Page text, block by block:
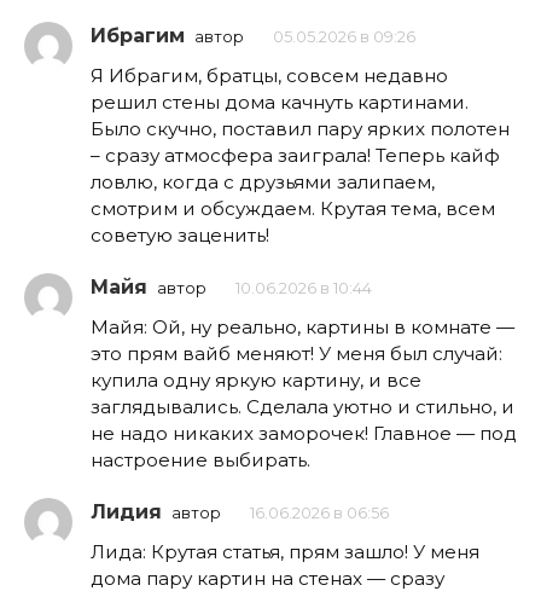
Ибрагим автор 05.05.2026 в 09:26
Я Ибрагим, братцы, совсем недавно
решил стены дома качнуть картинами.
Было скучно, поставил пару ярких полотен
– сразу атмосфера заиграла! Теперь кайф
ловлю, когда с друзьями залипаем,
смотрим и обсуждаем. Крутая тема, всем
советую заценить!
Майя автор 10.06.2026 в 10:44
Майя: Ой, ну реально, картины в комнате —
это прям вайб меняют! У меня был случай:
купила одну яркую картину, и все
заглядывались. Сделала уютно и стильно, и
не надо никаких заморочек! Главное — под
настроение выбирать.
Лидия автор 16.06.2026 в 06:56
Лида: Крутая статья, прям зашло! У меня
дома пару картин на стенах — сразу